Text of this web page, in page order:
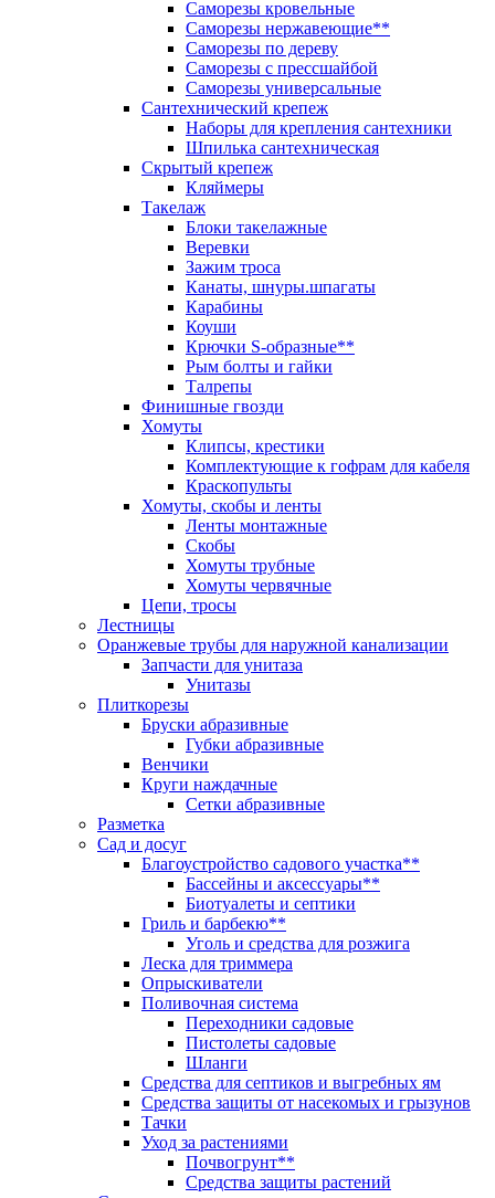
Саморезы кровельные
Саморезы нержавеющие**
Саморезы по дереву
Саморезы с прессшайбой
Саморезы универсальные
Сантехнический крепеж
Наборы для крепления сантехники
Шпилька сантехническая
Скрытый крепеж
Кляймеры
Такелаж
Блоки такелажные
Веревки
Зажим троса
Канаты, шнуры.шпагаты
Карабины
Коуши
Крючки S-образные**
Рым болты и гайки
Талрепы
Финишные гвозди
Хомуты
Клипсы, крестики
Комплектующие к гофрам для кабеля
Краскопульты
Хомуты, скобы и ленты
Ленты монтажные
Скобы
Хомуты трубные
Хомуты червячные
Цепи, тросы
Лестницы
Оранжевые трубы для наружной канализации
Запчасти для унитаза
Унитазы
Плиткорезы
Бруски абразивные
Губки абразивные
Венчики
Круги наждачные
Сетки абразивные
Разметка
Сад и досуг
Благоустройство садового участка**
Бассейны и аксессуары**
Биотуалеты и септики
Гриль и барбекю**
Уголь и средства для розжига
Леска для триммера
Опрыскиватели
Поливочная система
Переходники садовые
Пистолеты садовые
Шланги
Средства для септиков и выгребных ям
Средства защиты от насекомых и грызунов
Тачки
Уход за растениями
Почвогрунт**
Средства защиты растений